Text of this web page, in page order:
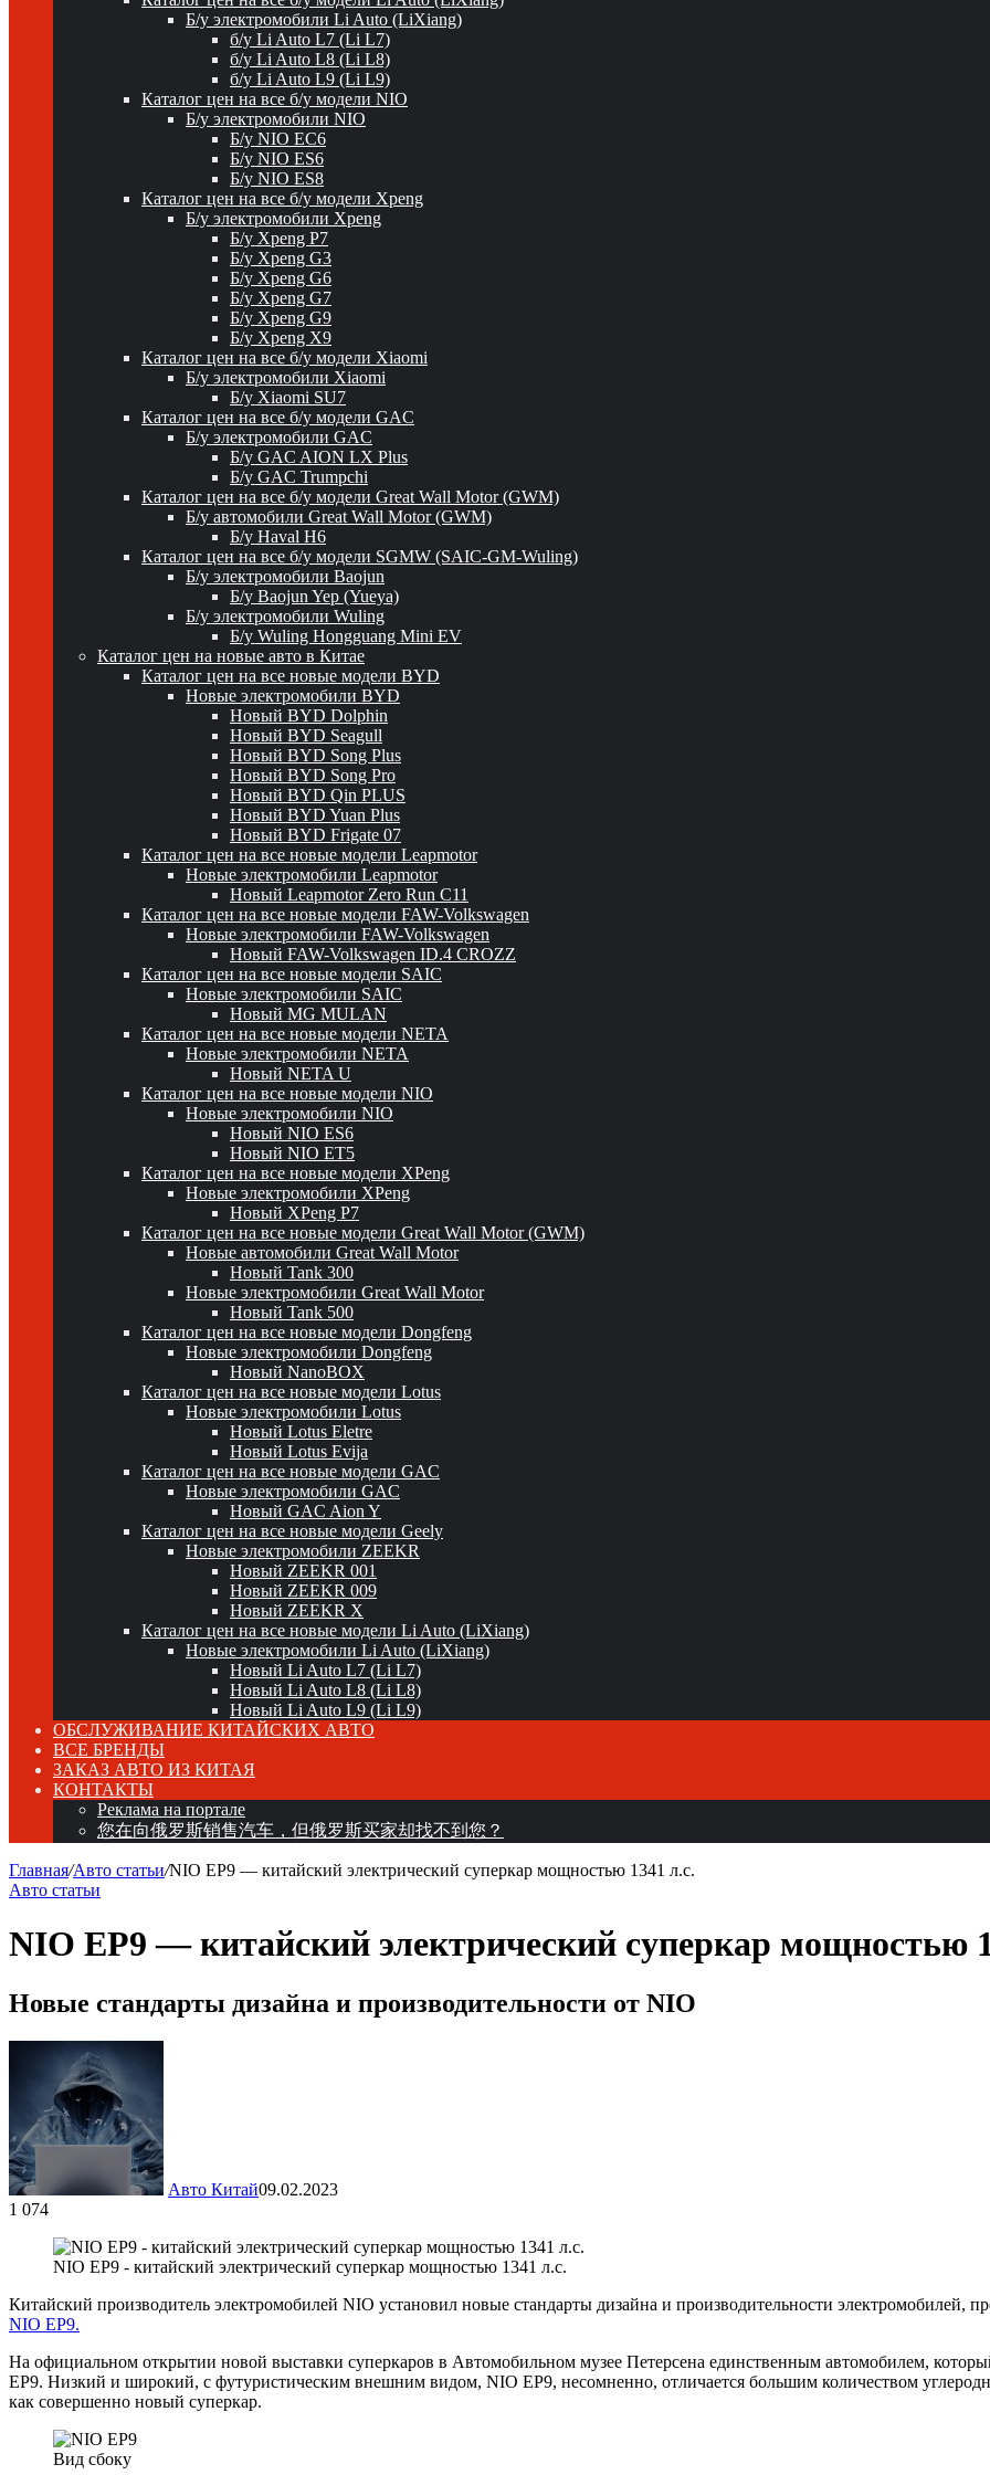
Б/у электромобили Li Auto (LiXiang)
б/у Li Auto L7 (Li L7)
б/у Li Auto L8 (Li L8)
б/у Li Auto L9 (Li L9)
Каталог цен на все б/у модели NIO
Б/у электромобили NIO
Б/у NIO EC6
Б/у NIO ES6
Б/у NIO ES8
Каталог цен на все б/у модели Xpeng
Б/у электромобили Xpeng
Б/у Xpeng P7
Б/у Xpeng G3
Б/у Xpeng G6
Б/у Xpeng G7
Б/у Xpeng G9
Б/у Xpeng X9
Каталог цен на все б/у модели Xiaomi
Б/у электромобили Xiaomi
Б/у Xiaomi SU7
Каталог цен на все б/у модели GAC
Б/у электромобили GAC
Б/у GAC AION LX Plus
Б/у GAC Trumpchi
Каталог цен на все б/у модели Great Wall Motor (GWM)
Б/у автомобили Great Wall Motor (GWM)
Б/у Haval H6
Каталог цен на все б/у модели SGMW (SAIC-GM-Wuling)
Б/у электромобили Baojun
Б/у Baojun Yep (Yueya)
Б/у электромобили Wuling
Б/у Wuling Hongguang Mini EV
Каталог цен на новые авто в Китае
Каталог цен на все новые модели BYD
Новые электромобили BYD
Новый BYD Dolphin
Новый BYD Seagull
Новый BYD Song Plus
Новый BYD Song Pro
Новый BYD Qin PLUS
Новый BYD Yuan Plus
Новый BYD Frigate 07
Каталог цен на все новые модели Leapmotor
Новые электромобили Leapmotor
Новый Leapmotor Zero Run C11
Каталог цен на все новые модели FAW-Volkswagen
Новые электромобили FAW-Volkswagen
Новый FAW-Volkswagen ID.4 CROZZ
Каталог цен на все новые модели SAIC
Новые электромобили SAIC
Новый MG MULAN
Каталог цен на все новые модели NETA
Новые электромобили NETA
Новый NETA U
Каталог цен на все новые модели NIO
Новые электромобили NIO
Новый NIO ES6
Новый NIO ET5
Каталог цен на все новые модели XPeng
Новые электромобили XPeng
Новый XPeng P7
Каталог цен на все новые модели Great Wall Motor (GWM)
Новые автомобили Great Wall Motor
Новый Tank 300
Новые электромобили Great Wall Motor
Новый Tank 500
Каталог цен на все новые модели Dongfeng
Новые электромобили Dongfeng
Новый NanoBOX
Каталог цен на все новые модели Lotus
Новые электромобили Lotus
Новый Lotus Eletre
Новый Lotus Evija
Каталог цен на все новые модели GAC
Новые электромобили GAC
Новый GAC Aion Y
Каталог цен на все новые модели Geely
Новые электромобили ZEEKR
Новый ZEEKR 001
Новый ZEEKR 009
Новый ZEEKR X
Каталог цен на все новые модели Li Auto (LiXiang)
Новые электромобили Li Auto (LiXiang)
Новый Li Auto L7 (Li L7)
Новый Li Auto L8 (Li L8)
Новый Li Auto L9 (Li L9)
ОБСЛУЖИВАНИЕ КИТАЙСКИХ АВТО
ВСЕ БРЕНДЫ
ЗАКАЗ АВТО ИЗ КИТАЯ
КОНТАКТЫ
Реклама на портале
您在向俄罗斯销售汽车，但俄罗斯买家却找不到您？
Главная/Авто статьи/NIO EP9 — китайский электрический суперкар мощностью 1341 л.с.
Авто статьи
NIO EP9 — китайский электрический суперкар мощностью
Новые стандарты дизайна и производительности от NIO
Авто Китай09.02.2023
1 074
NIO EP9 - китайский электрический суперкар мощностью 1341 л.с.
Китайский производитель электромобилей NIO установил новые стандарты дизайна и производительности электромобилей,
NIO EP9.
На официальном открытии новой выставки суперкаров в Автомобильном музее Петерсена единственным автомобилем,
EP9. Низкий и широкий, с футуристическим внешним видом, NIO EP9, несомненно, отличается большим количеством
как совершенно новый суперкар.
Вид сбоку